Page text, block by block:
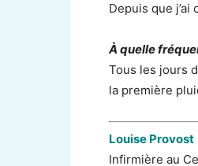
Depuis que j’ai
À quelle
Tous les jours
la première
Louise Provost
Infirmière au